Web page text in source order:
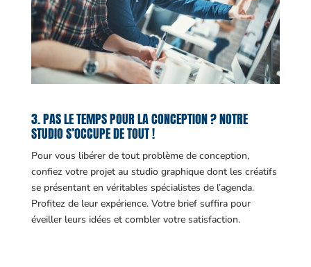
3. PAS LE TEMPS POUR LA CONCEPTION ? NOTRE
STUDIO S’OCCUPE DE TOUT !
Pour vous libérer de tout problème de conception,
confiez votre projet au studio graphique dont les créatifs
se présentant en véritables spécialistes de l’agenda.
Profitez de leur expérience. Votre brief suffira pour
éveiller leurs idées et combler votre satisfaction.